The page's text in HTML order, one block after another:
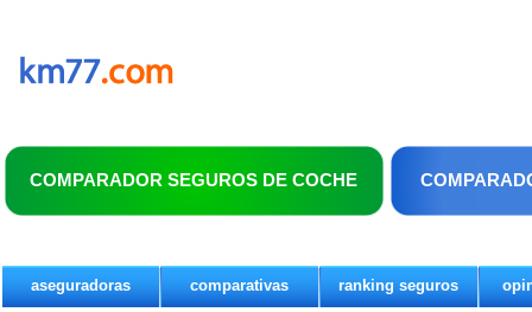
COMPARADOR SEGUROS DE COCHE
aseguradoras comparativas ranking seguros